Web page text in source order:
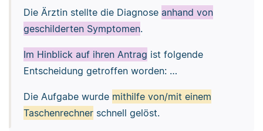
Die Ärztin stellte die Diagnose anhand von
geschilderten Symptomen.
Im Hinblick auf ihren Antrag ist folgende
Entscheidung getroffen worden: …
Die Aufgabe wurde mithilfe von/mit einem
Taschenrechnerschnell gelöst.